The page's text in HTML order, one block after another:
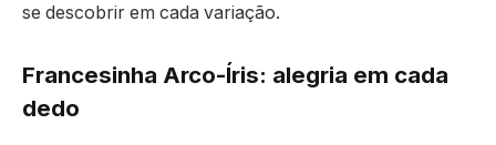
se descobrir em cada variação.
Francesinha Arco-Íris: alegria em cada
dedo